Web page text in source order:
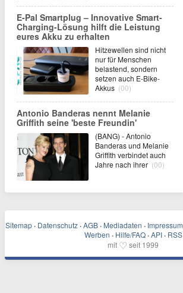
E-Pal Smartplug – Innovative Smart-
Charging-Lösung hilft die Leistung
eures Akku zu erhalten
Hitzewellen sind nicht
nur für Menschen
belastend, sondern
setzen auch E-Bike-
Akkus (00)
Antonio Banderas nennt Melanie
Griffith seine 'beste Freundin'
(BANG) - Antonio
Banderas und Melanie
Griffith verbindet auch
Jahre nach ihrer (00)
Sitemap · Datenschutz · AGB · Mediadaten · Impressum
Werben · Hilfe/FAQ · API · RSS
mit ♡ seit 1999